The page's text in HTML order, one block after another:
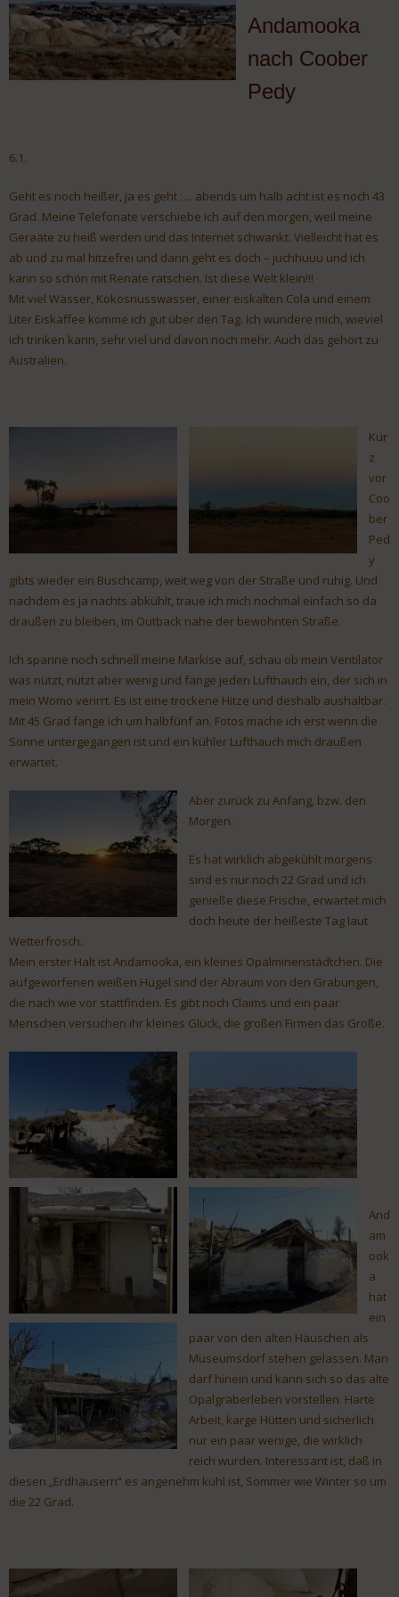
Andamooka
nach Coober
Pedy
6.1.
Geht es noch heißer, ja es geht …. abends um halb acht ist es noch 43
Grad. Meine Telefonate verschiebe ich auf den morgen, weil meine
Geraäte zu heiß werden und das Internet schwankt. Vielleicht hat es
ab und zu mal hitzefrei und dann geht es doch – juchhuuu und ich
kann so schön mit Renate ratschen. Ist diese Welt klein!!!
Mit viel Wasser, Kokosnusswasser, einer eiskalten Cola und einem
Liter Eiskaffee komme ich gut über den Tag. Ich wundere mich, wieviel
ich trinken kann, sehr viel und davon noch mehr. Auch das gehört zu
Australien.
Kur
z
vor
Coo
ber
Ped
y
gibts wieder ein Buschcamp, weit weg von der Straße und ruhig. Und
nachdem es ja nachts abkühlt, traue ich mich nochmal einfach so da
draußen zu bleiben, im Outback nahe der bewohnten Straße.
Ich spanne noch schnell meine Markise auf, schau ob mein Ventilator
was nützt, nützt aber wenig und fange jeden Lufthauch ein, der sich in
mein Womo verirrt. Es ist eine trockene Hitze und deshalb aushaltbar.
Mit 45 Grad fange ich um halbfünf an. Fotos mache ich erst wenn die
Sonne untergegangen ist und ein kühler Lufthauch mich draußen
erwartet.
Aber zurück zu Anfang, bzw. den
Morgen.
Es hat wirklich abgekühlt morgens
sind es nur noch 22 Grad und ich
genieße diese Frische, erwartet mich
doch heute der heißeste Tag laut
Wetterfrosch.
Mein erster Halt ist Andamooka, ein kleines Opalminenstädtchen. Die
aufgeworfenen weißen Hügel sind der Abraum von den Grabungen,
die nach wie vor stattfinden. Es gibt noch Claims und ein paar
Menschen versuchen ihr kleines Glück, die großen Firmen das Große.
And
am
ook
a
hat
ein
paar von den alten Häuschen als
Museumsdorf stehen gelassen. Man
darf hinein und kann sich so das alte
Opalgräberleben vorstellen. Harte
Arbeit, karge Hütten und sicherlich
nur ein paar wenige, die wirklich
reich wurden. Interessant ist, daß in
diesen „Erdhäusern“ es angenehm kühl ist, Sommer wie Winter so um
die 22 Grad.